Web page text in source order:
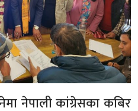
नेपाली कांग्रेसका कबिर